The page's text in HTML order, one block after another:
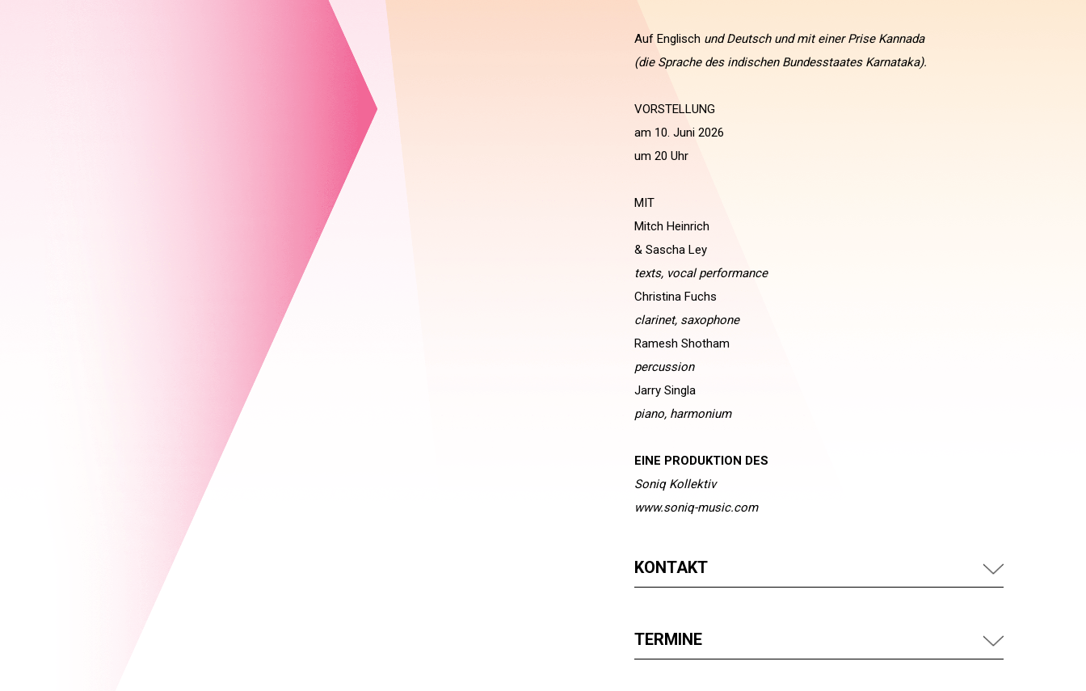
Auf Englisch und Deutsch und mit einer Prise Kannada
(die Sprache des indischen Bundesstaates Karnataka).
VORSTELLUNG
am 10. Juni 2026
um 20 Uhr
MIT
Mitch Heinrich
& Sascha Ley
texts, vocal performance
Christina Fuchs
clarinet, saxophone
Ramesh Shotham
percussion
Jarry Singla
piano, harmonium
EINE PRODUKTION DES
Soniq Kollektiv
www.soniq-music.com
KONTAKT
TERMINE